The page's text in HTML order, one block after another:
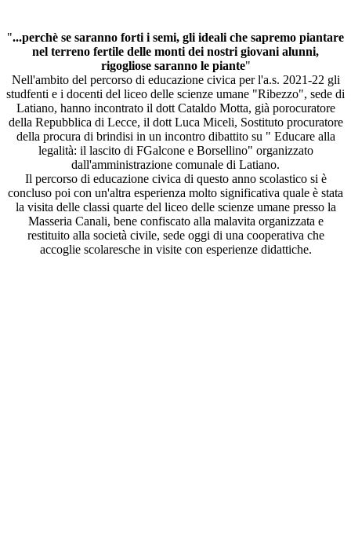
"...perchè se saranno forti i semi, gli ideali che sapremo piantare
nel terreno fertile delle monti dei nostri giovani alunni,
rigogliose saranno le piante"
Nell'ambito del percorso di educazione civica per l'a.s. 2021-22 gli
studfenti e i docenti del liceo delle scienze umane "Ribezzo", sede di
Latiano, hanno incontrato il dott Cataldo Motta, già porocuratore
della Repubblica di Lecce, il dott Luca Miceli, Sostituto procuratore
della procura di brindisi in un incontro dibattito su " Educare alla
legalità: il lascito di FGalcone e Borsellino" organizzato
dall'amministrazione comunale di Latiano.
Il percorso di educazione civica di questo anno scolastico si è
concluso poi con un'altra esperienza molto significativa quale è stata
la visita delle classi quarte del liceo delle scienze umane presso la
Masseria Canali, bene confiscato alla malavita organizzata e
restituito alla società civile, sede oggi di una cooperativa che
accoglie scolaresche in visite con esperienze didattiche.